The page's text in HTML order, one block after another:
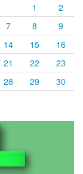
1
2
7 8
9
14 15
16
21 22
23
28 29
30